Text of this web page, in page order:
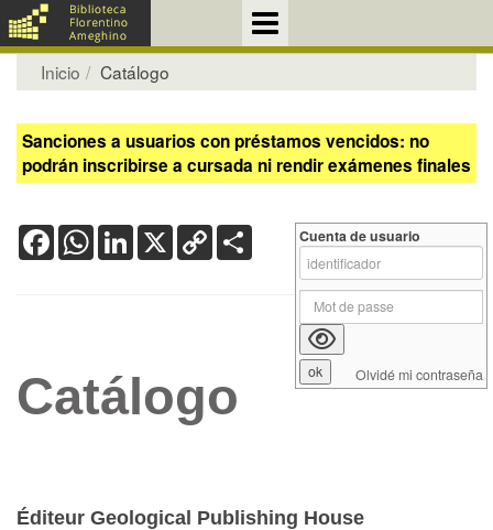
Inicio Catálogo
Sanciones a usuarios con préstamos vencidos: no
podrán inscribirse a cursada ni rendir exámenes finales
FacebookWhatsApp
LinkedIn
X Copy
Link
Catálogo
Éditeur Geological Publishing House
Cuenta de usuario
Olvidé mi contraseña